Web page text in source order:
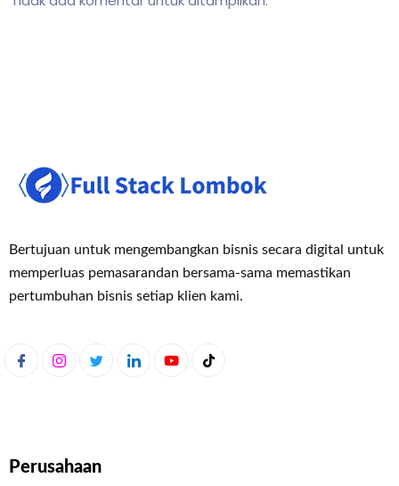
Bertujuan untuk mengembangkan bisnis secara digital untuk
memperluas pemasarandan bersama-sama memastikan
pertumbuhan bisnis setiap klien kami.
Perusahaan